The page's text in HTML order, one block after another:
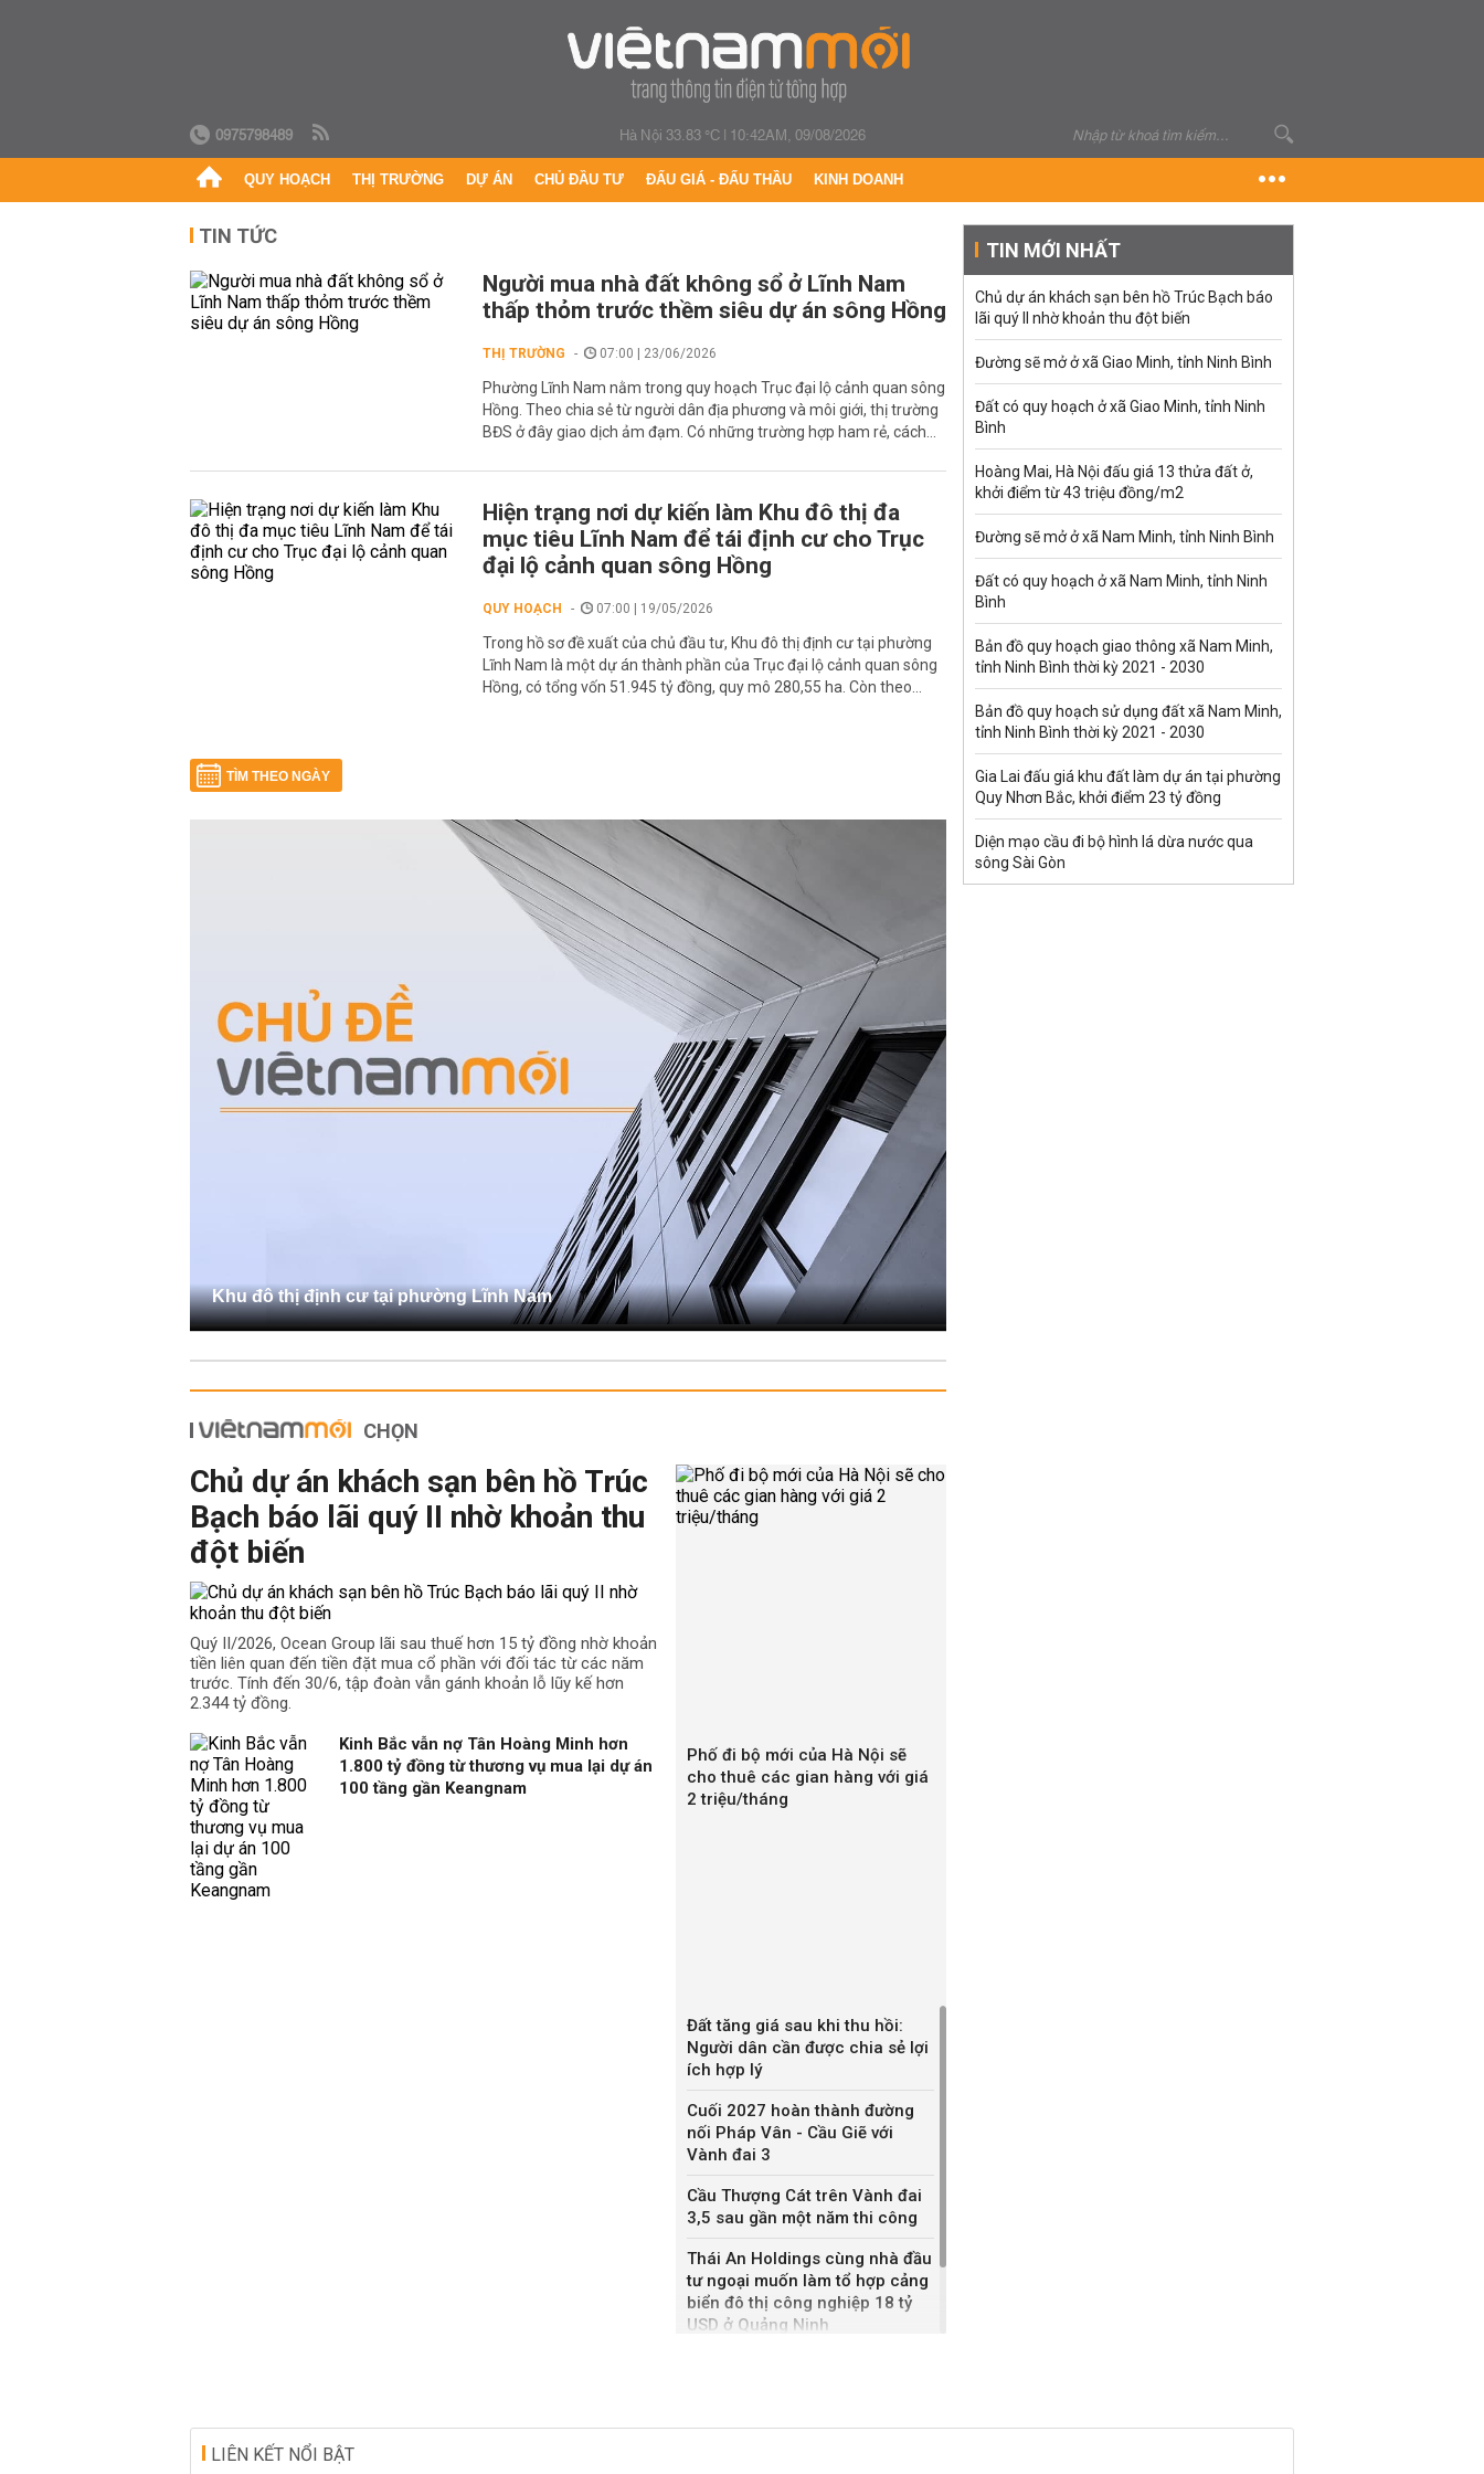
0975798489 Hà Nội 33.83 °C| 10:42AM, 09/08/2026
QUY HOẠCH THỊ TRƯỜNG DỰ ÁN CHỦ ĐẦU TƯ ĐẤU GIÁ - ĐẤU THẦU KINH DOANH
TIN TỨC
Người mua nhà đất không sổ ở Lĩnh Nam
thấp thỏm trước thềm siêu dự án sông Hồng
THỊ TRƯỜNG 07:00 | 23/06/2026
Phường Lĩnh Nam nằm trong quy hoạch Trục đại lộ cảnh quan sông
Hồng. Theo chia sẻ từ người dân địa phương và môi giới, thị trường
BĐS ở đây giao dịch ảm đạm. Có những trường hợp ham rẻ, cách...
Hiện trạng nơi dự kiến làm Khu đô thị đa
mục tiêu Lĩnh Nam để tái định cư cho Trục
đại lộ cảnh quan sông Hồng
QUY HOẠCH 07:00 | 19/05/2026
Trong hồ sơ đề xuất của chủ đầu tư, Khu đô thị định cư tại phường
Lĩnh Nam là một dự án thành phần của Trục đại lộ cảnh quan sông
Hồng, có tổng vốn 51.945 tỷ đồng, quy mô 280,55 ha. Còn theo...
TÌM THEO NGÀY
Khu đô thị định cư tại phường Lĩnh Nam
CHỌN
Chủ dự án khách sạn bên hồ Trúc
Bạch báo lãi quý II nhờ khoản thu
đột biến
Quý II/2026, Ocean Group lãi sau thuế hơn 15 tỷ đồng nhờ khoản
tiền liên quan đến tiền đặt mua cổ phần với đối tác từ các năm
trước. Tính đến 30/6, tập đoàn vẫn gánh khoản lỗ lũy kế hơn
2.344 tỷ đồng.
Kinh Bắc vẫn nợ Tân Hoàng Minh hơn
1.800 tỷ đồng từ thương vụ mua lại dự án
100 tầng gần Keangnam
Phố đi bộ mới của Hà Nội sẽ
cho thuê các gian hàng với giá
2 triệu/tháng
Đất tăng giá sau khi thu hồi:
Người dân cần được chia sẻ lợi
ích hợp lý
Cuối 2027 hoàn thành đường
nối Pháp Vân - Cầu Giẽ với
Vành đai 3
Cầu Thượng Cát trên Vành đai
3,5 sau gần một năm thi công
Thái An Holdings cùng nhà đầu
tư ngoại muốn làm tổ hợp cảng
biển đô thị công nghiệp 18 tỷ
USD ở Quảng Ninh
TIN MỚI NHẤT
Chủ dự án khách sạn bên hồ Trúc Bạch báo
lãi quý II nhờ khoản thu đột biến
Đường sẽ mở ở xã Giao Minh, tỉnh Ninh Bình
Đất có quy hoạch ở xã Giao Minh, tỉnh Ninh
Bình
Hoàng Mai, Hà Nội đấu giá 13 thửa đất ở,
khởi điểm từ 43 triệu đồng/m2
Đường sẽ mở ở xã Nam Minh, tỉnh Ninh Bình
Đất có quy hoạch ở xã Nam Minh, tỉnh Ninh
Bình
Bản đồ quy hoạch giao thông xã Nam Minh,
tỉnh Ninh Bình thời kỳ 2021 - 2030
Bản đồ quy hoạch sử dụng đất xã Nam Minh,
tỉnh Ninh Bình thời kỳ 2021 - 2030
Gia Lai đấu giá khu đất làm dự án tại phường
Quy Nhơn Bắc, khởi điểm 23 tỷ đồng
Diện mạo cầu đi bộ hình lá dừa nước qua
sông Sài Gòn
LIÊN KẾT NỔI BẬT